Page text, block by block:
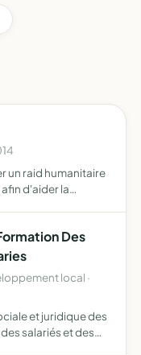
un raid humanitaire
d'aider la
Des
local ·
et juridique des
salariés et des